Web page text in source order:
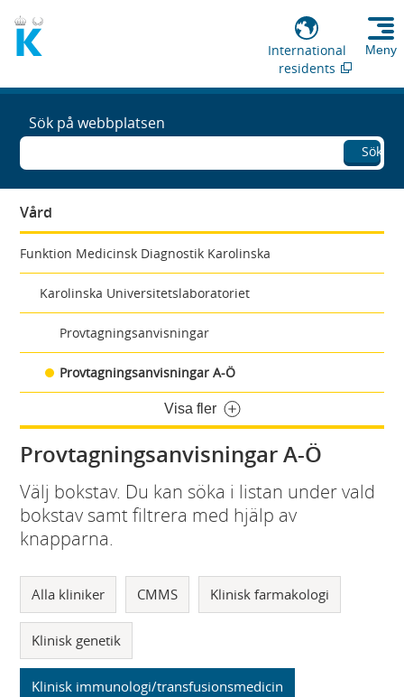
International
residents
Meny
Sök på webbplatsen
Sök
Vård
Funktion Medicinsk Diagnostik Karolinska
Karolinska Universitetslaboratoriet
Provtagningsanvisningar
Provtagningsanvisningar A-Ö
Visa fler
Provtagningsanvisningar A-Ö
Välj bokstav. Du kan söka i listan under vald
bokstav samt filtrera med hjälp av
knapparna.
Alla kliniker CMMS Klinisk farmakologi
Klinisk genetik
Klinisk immunologi/transfusionsmedicin